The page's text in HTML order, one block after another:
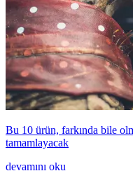
Bu 10 ürün, farkında bile
tamamlayacak
devamını oku